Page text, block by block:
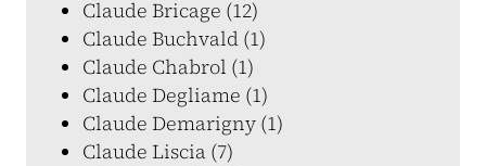
Claude Bricage (12)
Claude Buchvald (1)
Claude Chabrol (1)
Claude Degliame (1)
Claude Demarigny (1)
Claude Liscia (7)